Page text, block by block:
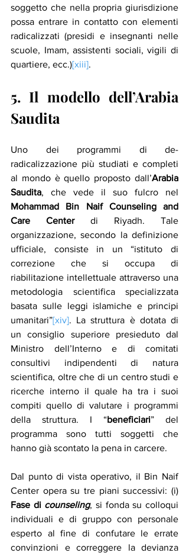
soggetto che nella propria giurisdizione
possa entrare in contatto con elementi
radicalizzati (presidi e insegnanti nelle
scuole, Imam, assistenti sociali, vigili di
quartiere, ecc.)[xiii].
5. Il modello dell’Arabia
Saudita
Uno dei programmi di de-
radicalizzazione più studiati e completi
al mondo è quello proposto dall’Arabia
Saudita
Mohammad Bin Naif Counseling and
Care Center di Riyadh. Tale
organizzazione, secondo la definizione
ufficiale, consiste in un “istituto di
correzione che si occupa di
riabilitazione intellettuale attraverso una
metodologia scientifica specializzata
basata sulle leggi islamiche e principi
umanitari”[xiv]. La struttura è dotata di
un consiglio superiore presieduto dal
Ministro dell’Interno e di comitati
consultivi indipendenti di natura
scientifica, oltre che di un centro studi e
ricerche interno il quale ha tra i suoi
compiti quello di valutare i programmi
della struttura. I “beneficiari” del
programma sono tutti soggetti che
hanno già scontato la pena in carcere.
Dal punto di vista operativo, il Bin Naif
Fase di counseling, si fonda su colloqui
individuali e di gruppo con personale
esperto al fine di confutare le errate
convinzioni e correggere la devianza